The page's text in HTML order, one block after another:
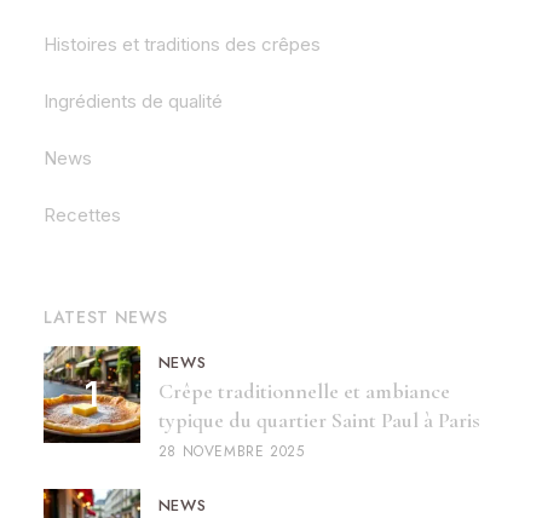
Histoires et traditions des crêpes
Ingrédients de qualité
News
Recettes
LATEST NEWS
NEWS
Crêpe traditionnelle et ambiance
typique du quartier Saint Paul à Paris
28 NOVEMBRE 2025
NEWS